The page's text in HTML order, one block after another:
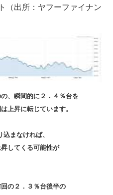
（出所：ヤフーファイナン
、瞬間的に２．４％台を
上昇に転じています。
まなければ、
してくる可能性が
の２．３％台後半の